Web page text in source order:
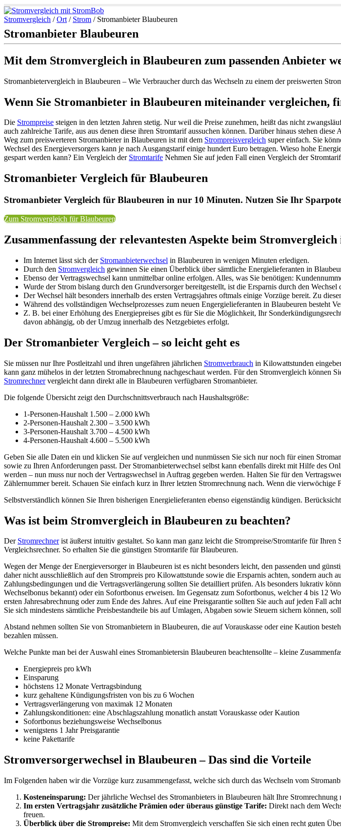
Stromvergleich /Ort / Strom / Stromanbieter Blaubeuren
Stromanbieter Blaubeuren
Mit dem Stromvergleich in Blaubeuren zum passenden Anbieter
Stromanbietervergleich in Blaubeuren – Wie Verbraucher durch das Wechseln zu einem der preiswerten
Wenn Sie Stromanbieter in Blaubeuren miteinander vergleichen,
Die Strompreise steigen in den letzten Jahren stetig. Nur weil die Preise zunehmen, heißt das nicht
auch zahlreiche Tarife, aus aus denen diese ihren Stromtarif aussuchen können. Darüber hinaus stehen
Weg zum preiswerteren Stromanbieter in Blaubeuren ist mit dem Strompreisvergleich super einfach. Sie
Wechsel des Energieversorgers kann je nach Ausgangstarif einige hundert Euro betragen. Wieso hohe
gespart werden kann? Ein Vergleich der Stromtarife Nehmen Sie auf jeden Fall einen Vergleich der
Stromanbieter Vergleich für Blaubeuren
Stromanbieter Vergleich für Blaubeuren in nur 10 Minuten. Nutzen Sie Ihr
Zum Stromvergleich für Blaubeuren
Zusammenfassung der relevantesten Aspekte beim
Im Internet lässt sich der Stromanbieterwechsel in Blaubeuren in wenigen Minuten erledigen.
Durch den Stromvergleich gewinnen Sie einen Überblick über sämtliche Energielieferanten in
Ebenso der Vertragswechsel kann unmittelbar online erfolgen. Alles, was Sie benötigen:
Wurde der Strom bislang durch den Grundversorger bereitgestellt, ist die Ersparnis durch den Wechsel
Der Wechsel hält besonders innerhalb des ersten Vertragsjahres oftmals einige Vorzüge bereit. Zu
Während des vollständigen Wechselprozesses zum neuen Engergielieferanten in Blaubeuren besteht
Z. B. bei einer Erhöhung des Energiepreises gibt es für Sie die Möglichkeit, Ihr
davon abhängig, ob der Umzug innerhalb des Netzgebietes erfolgt.
Der Stromanbieter Vergleich – so leicht geht es
Sie müssen nur Ihre Postleitzahl und ihren ungefähren jährlichen Stromverbrauch in Kilowattstunden
kann ganz mühelos in der letzten Stromabrechnung nachgeschaut werden. Für den Stromvergleich können
Stromrechnervergleicht dann direkt alle in Blaubeuren verfügbaren Stromanbieter.
Die folgende Übersicht zeigt den Durchschnittsverbrauch nach Haushaltsgröße:
1-Personen-Haushalt 1.500 – 2.000 kWh
2-Personen-Haushalt 2.300 – 3.500 kWh
3-Personen-Haushalt 3.700 – 4.500 kWh
4-Personen-Haushalt 4.600 – 5.500 kWh
Geben Sie alle Daten ein und klicken Sie auf vergleichen und nunmüssen Sie sich nur noch für einen
sowie zu Ihren Anforderungen passt. Der Stromanbieterwechsel selbst kann ebenfalls direkt mit Hilfe des
werden – nun muss nur noch der Vertragswechsel in Auftrag gegeben werden. Halten Sie für den
Zählernummer bereit. Schauen Sie einfach kurz in Ihrer letzten Stromrechnung nach. Wenn die
Selbstverständlich können Sie Ihren bisherigen Energielieferanten ebenso eigenständig kündigen.
Was ist beim Stromvergleich in Blaubeuren zu beachten?
Der Stromrechnerist äußerst intuitiv gestaltet. So kann man ganz leicht die Strompreise/Stromtarife für
Vergleichsrechner. So erhalten Sie die günstigen Stromtarife für Blaubeuren.
Wegen der Menge der Energieversorger in Blaubeuren ist es nicht besonders leicht, den passenden und
daher nicht ausschließlich auf den Strompreis pro Kilowattstunde sowie die Ersparnis achten, sondern
Zahlungsbedingungen und die Vertragsverlängerung sollten Sie detailliert prüfen. Als besonders lukrativ
Wechselbonus bekannt) oder ein Sofortbonus erweisen. Im Gegensatz zum Sofortbonus, welcher 4 bis 12
ersten Jahresabrechnung oder zum Ende des Jahres. Auf eine Preisgarantie sollten Sie auch auf jeden Fall
Sie sich mindestens sämtliche Preisbestandteile bis auf Umlagen, Abgaben sowie Steuern sichern können,
Abstand nehmen sollten Sie von Stromanbietern in Blaubeuren, die auf Vorauskasse oder eine Kaution
bezahlen müssen.
Welche Punkte man bei der Auswahl eines Stromanbietersin Blaubeuren beachtensollte – kleine
Energiepreis pro kWh
Einsparung
höchstens 12 Monate Vertragsbindung
kurz gehaltene Kündigungsfristen von bis zu 6 Wochen
Vertragsverlängerung von maximak 12 Monaten
Zahlungskonditionen: eine Abschlagszahlung monatlich anstatt Vorauskasse oder Kaution
Sofortbonus beziehungsweise Wechselbonus
wenigstens 1 Jahr Preisgarantie
keine Pakettarife
Stromversorgerwechsel in Blaubeuren – Das sind die Vorteile
Im Folgenden haben wir die Vorzüge kurz zusammengefasst, welche sich durch das Wechseln vom
Kosteneinsparung: Der jährliche Wechsel des Stromanbieters in Blaubeuren hält Ihre Stromrechnung
Im ersten Vertragsjahr zusätzliche Prämien oder überaus günstige Tarife: Direkt nach dem
freuen.
Überblick über die Strompreise: Mit dem Stromvergleich verschaffen Sie sich einen recht guten